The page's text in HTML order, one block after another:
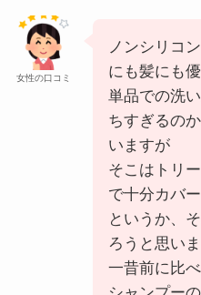
女性の口コミ
ノンシリコ
にも髪にも
単品での洗
ちすぎるの
いますが
そこはトリ
で十分カバ
というか、
ろうと思いま
一昔前に比